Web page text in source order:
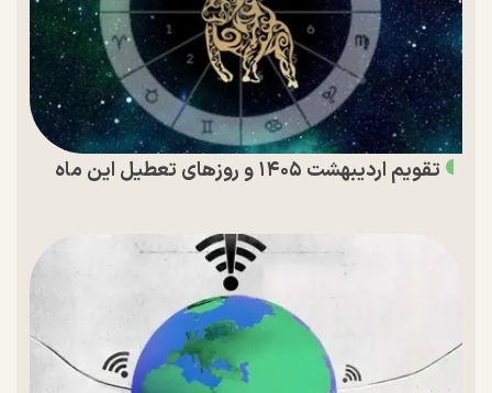
تقویم اردیبهشت ۱۴۰۵ و روز‌های تعطیل این ماه